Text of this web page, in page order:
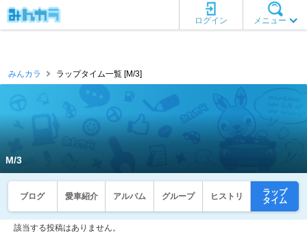
メニュー
ログイン
みんカラ ラップタイム一覧 [M/3]
M/3
ブログ 愛車紹介 アルバム グループ ヒストリ
ラップ
タイム
該当する投稿はありません。